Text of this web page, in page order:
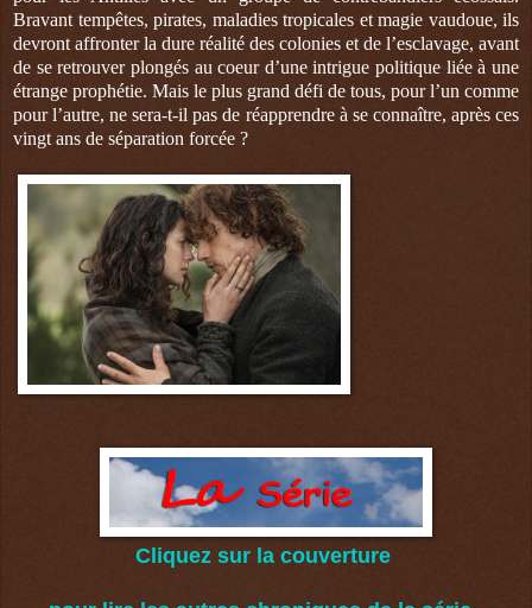
Bravant tempêtes, pirates, maladies tropicales et magie vaudoue, ils
devront affronter la dure réalité des colonies et de l’esclavage, avant
de se retrouver plongés au coeur d’une intrigue politique liée à une
étrange prophétie. Mais le plus grand défi de tous, pour l’un comme
pour l’autre, ne sera-t-il pas de réapprendre à se connaître, après ces
vingt ans de séparation forcée ?
Cliquez sur la couverture